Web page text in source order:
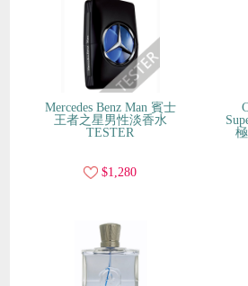
Mercedes Benz Man 賓士
王者之星男性淡香水
TESTER
$1,280